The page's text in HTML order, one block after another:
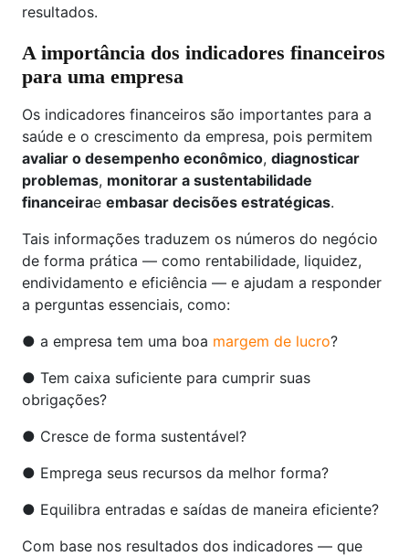
resultados.
A importância dos indicadores financeiros
para uma empresa
Os indicadores financeiros são importantes para a
saúde e o crescimento da empresa, pois permitem
avaliar o desempenho econômico, diagnosticar
problemas, monitorar a sustentabilidade
financeirae embasar decisões estratégicas.
Tais informações traduzem os números do negócio
de forma prática — como rentabilidade, liquidez,
endividamento e eficiência — e ajudam a responder
a perguntas essenciais, como:
● a empresa tem uma boa margem de lucro?
● Tem caixa suficiente para cumprir suas
obrigações?
● Cresce de forma sustentável?
● Emprega seus recursos da melhor forma?
● Equilibra entradas e saídas de maneira eficiente?
Com base nos resultados dos indicadores — que